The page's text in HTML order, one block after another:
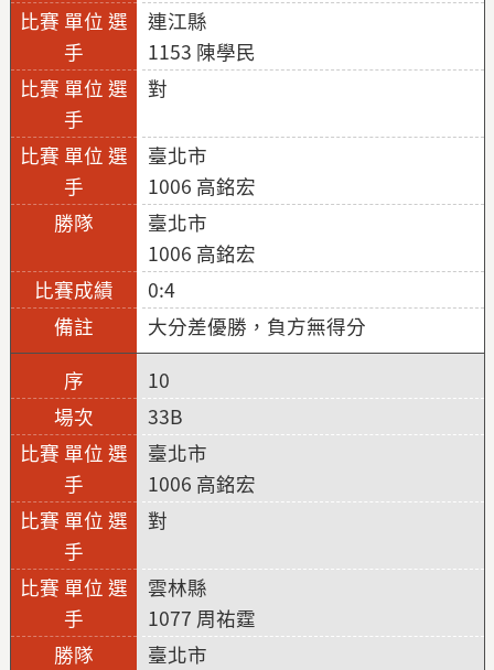
連江縣
1153 陳學民
對
臺北市
1006 高銘宏
臺北市
1006 高銘宏
0:4
大分差優勝，負方無得分
10
33B
臺北市
1006 高銘宏
對
雲林縣
1077 周祐霆
臺北市